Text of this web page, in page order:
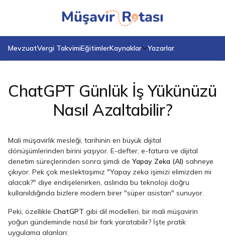
MevzuatVergi TakvimiEğitimlerKaynaklar Yazarlar
Blog ChatGPT Günlük İş Yükünüzü Nasıl Azaltabilir?
ChatGPT Günlük İş Yükünüzü
Nasıl Azaltabilir?
Mali müşavirlik mesleği, tarihinin en büyük dijital
dönüşümlerinden birini yaşıyor. E-defter, e-fatura ve dijital
denetim süreçlerinden sonra şimdi de Yapay Zeka (AI) sahneye
çıkıyor. Pek çok meslektaşımız "Yapay zeka işimizi elimizden mi
alacak?" diye endişelenirken, aslında bu teknoloji doğru
kullanıldığında bizlere modern birer "süper asistan" sunuyor.
Peki, özellikle ChatGPT gibi dil modelleri, bir mali müşavirin
yoğun gündeminde nasıl bir fark yaratabilir? İşte pratik
uygulama alanları: